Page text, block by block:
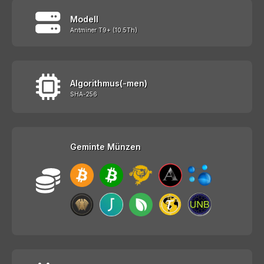
Modell
Antminer T9+ (10.5Th)
Algorithmus(-men)
SHA-256
Geminte Münzen